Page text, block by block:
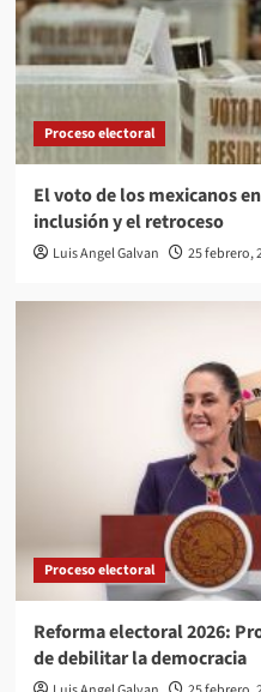
Proceso electoral
El voto de los mexicanos
inclusión y el retroceso
Luis Angel Galvan 25 febrero,
Proceso electoral
Reforma electoral 2026:
de debilitar la democracia